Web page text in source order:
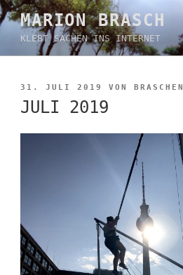
Zum
Inhalt
springen
MARION BRASCH
KLEBT SACHEN INS INTERNET
VERÖFFENTLICHT
AM
31. JULI 2019 VON BRASCHEN
JULI 2019